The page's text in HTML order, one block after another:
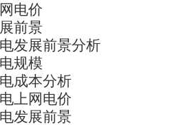
电价
前景
发展前景分析
规模
成本分析
上网电价
发展前景